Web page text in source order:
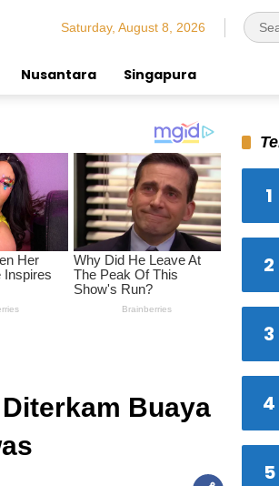
Saturday, August 8, 2026
Nusantara Singapura
Buaya
1
2
3
4
5